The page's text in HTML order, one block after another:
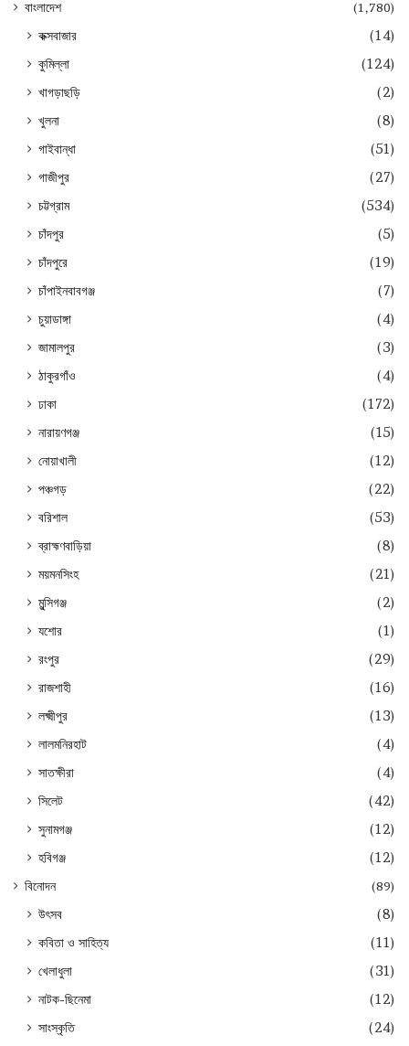
বাংলাদেশ (1,780)
কক্সবাজার
(14)
কুমিল্লা
(124)
খাগড়াছড়ি
(2)
খুলনা
(8)
গাইবান্ধা
(51)
গাজীপুর
(27)
চট্টগ্রাম
(534)
চাঁদপুর
(5)
চাঁদপুরে
(19)
চাঁপাইনবাবগঞ্জ
(7)
চুয়াডাঙ্গা
(4)
জামালপুর
(3)
ঠাকুরগাঁও
(4)
ঢাকা
(172)
নারায়ণগঞ্জ
(15)
নোয়াখালী
(12)
পঞ্চগড়
(22)
বরিশাল
(53)
ব্রাহ্মণবাড়িয়া
(8)
ময়মনসিংহ
(21)
মুন্সিগঞ্জ
(2)
যশোর
(1)
রংপুর
(29)
রাজশাহী
(16)
লক্ষ্মীপুর
(13)
লালমনিরহাট
(4)
সাতক্ষীরা
(4)
সিলেট
(42)
সুনামগঞ্জ
(12)
হবিগঞ্জ
(12)
বিনোদন (89)
উৎসব
(8)
কবিতা ও সাহিত্য
(11)
খেলাধুলা
(31)
নাটক-ছিনেমা
(12)
সাংস্কৃতি
(24)